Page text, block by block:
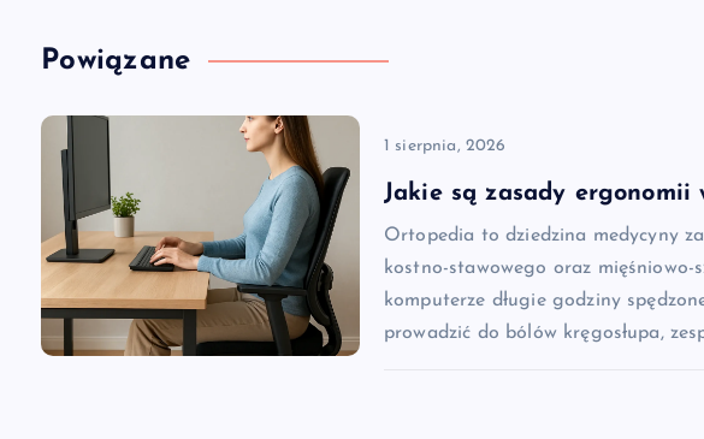
g
a
a
Powiązane
1 sierpnia, 2026
Jakie są zasady
Ortopedia to dziedzina medycyny
kostno-stawowego oraz
komputerze długie godziny
prowadzić do bólów kręgosłupa,